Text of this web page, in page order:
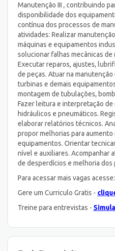
Manutenção III , contribuindo
disponibilidade dos
contínua dos processos de
atividades: Realizar
máquinas e equipamentos
solucionar falhas mecânicas de
Executar reparos, ajustes,
de peças. Atuar na
turbinas e demais
montagem de tubulações,
Fazer leitura e interpretação de
hidráulicos e pneumáticos.
elaborar relatórios técnicos.
propor melhorias para
equipamentos. Orientar
nível e auxiliares. Acompanhar
de desperdícios e melhoria dos
Para acessar mais vagas acesse:
Gere um Curriculo Gratis -
Treine para entrevistas -